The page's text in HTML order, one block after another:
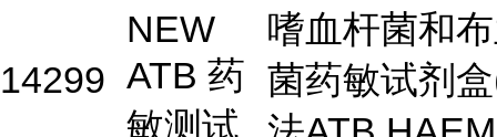
14299
NEW
ATB 药
敏测试
嗜血杆菌和
菌药敏试剂